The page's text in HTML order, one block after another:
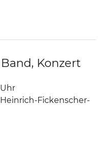
Konzert
Uhr
Heinrich-Fickenscher-